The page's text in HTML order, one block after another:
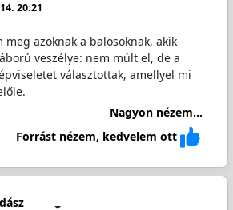
20:21
meg azoknak a balosoknak, akik
veszélye: nem múlt el, de a
választottak, amellyel mi
Nagyon nézem...
Forrást nézem, kedvelem ott